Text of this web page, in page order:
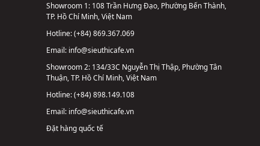
Showroom 1: 108 Trần Hưng Đạo, Phường Bến Thành,
TP. Hồ Chí Minh, Việt Nam
Hotline:(+84) 869.367.069
Email: info@sieuthicafe.vn
Showroom 2: 134/33C Nguyễn Thị Thập, Phường Tân
Thuận, TP. Hồ Chí Minh, Việt Nam
Hotline:(+84) 898.149.108
Email: info@sieuthicafe.vn
Đặt hàng quốc tế